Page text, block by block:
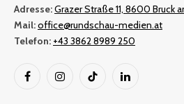
Adresse:Grazer Straße 11, 8600 Bruck
Mail:office@rundschau-medien.at
Telefon: +43 3862 8989 250
FacebookInstagramTikTok LinkedIn